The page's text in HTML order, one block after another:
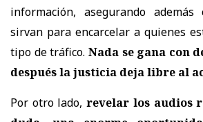
información, asegurando
sirvan para encarcelar a quienes
tipo de tráfico. Nada se gana con
después la justicia deja libre al
Por otro lado,revelar los audios